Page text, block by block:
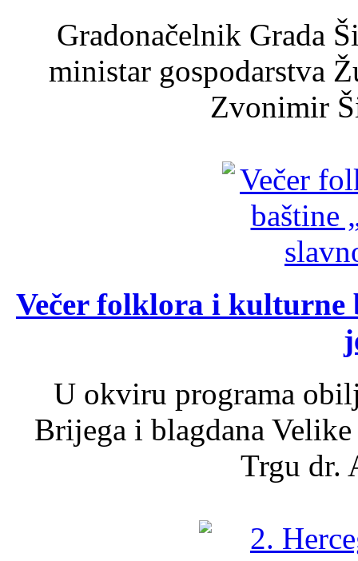
Gradonačelnik Grada
ministar gospodarstva
Zvonimir
Večer folklora i kulturne
U okviru programa
Brijega i blagdana
Trgu dr.